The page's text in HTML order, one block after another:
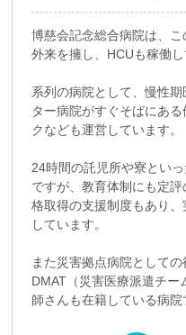
博慈会記念総合病院は、
外来を擁し、HCUも稼働
系列の病院として、慢性
ター病院がすぐそばにあ
クなども運営しています。
24時間の託児所や寮とい
ですが、教育体制にも定
格取得の支援制度もあり
しています。
また災害拠点病院としての
DMAT（災害医療派遣チ
師さんも在籍している病院